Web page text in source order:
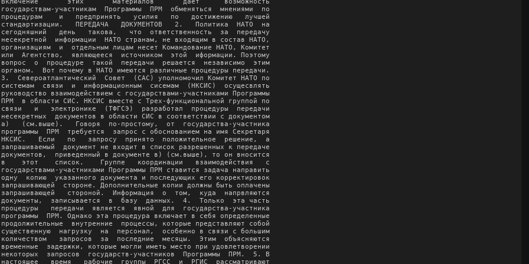
государствам-участникам  Программы  ПРМ  обменяться  мнениями  по
процедурам    и   предпринять   усилия   по   достижению   лучшей
стандартизации.   ПЕРЕДАЧА   ДОКУМЕНТОВ   2.   Политика  НАТО  на
сегодняшний   день   такова,   что  ответственность  за  передачу
несекретной  информации  НАТО странам, не входящим в состав НАТО,
организациям  и  отдельным лицам несет Командование НАТО, Комитет
или  Агентство,  являющееся  источником  этой  иформации. Поэтому
вопрос  о  процедуре  такой  передачи  решается  независимо  этим
органом.  Вот почему в НАТО имеются различные процедуры передачи.
3.  Североатлантический  Совет  (САС) уполномочил Комитет НАТО по
системам  связи  и  информационным  сисемам  (НКСИС)  осущесвлять
руководство взаимодействием с государствами-участниками Программы
ПРМ  в области СИС. НКСИС вместе с Трех-функциональной группой по
связи   и   электронике  (ТФГСЭ)  разработал  процедуры  передачи
несекретных  документов в области СИС в соответствии с документом
а)   (см.выше).   Говоря  по-простому,  от  государства-участника
программы  ПРМ  требуется  запрос с обоснованием на имя Секретаря
НКСИС.   Если   по   запросу  принято  положительное  решение,  а
запрашиваемый  документ не входит в список разрешенных к передаче
документов,  приведенный в документе в) (см.выше), то он вносится
в    этот    список.    Группе   координации   взаимодействия   с
государствами-участниками Программы ПРМ ставится задача направить
одну  копию  указанного документа и последующих его корректировок
запрашивающей  стороне. Дополнительные копии должны быть оплачены
запрашивающей   стороной.  Информация  о  том,  куда  напрвляются
документы,  записывается  в  базу  данных.  4.  Только  эта часть
процедуры   передачи  является  явной  для  государства-участника
программы  ПРМ. Однако эта процедура включает в себя определенные
продолжительные  внутренние  процессы, которые представляют собой
существенную  нагрузку  на  персонал,  особенно в связи с большим
количеством   запросов  за  последние  месяцы.  Этим  объясняются
временные  задержки, которые могли иметь место при удовлетворении
некоторых  запросов  государств-участников  Программы  ПРМ.  5. В
настоящее   время   рабочие  группы  РГСС  и  РГИС  рассматривают